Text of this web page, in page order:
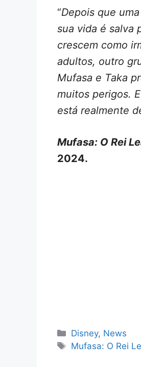
“Depois que
sua vida é salva
crescem como
adultos, outro
Mufasa e Taka
muitos perigos.
está realmente
Mufasa: O Rei
2024.
Categorias
Disney, News
Tags
Mufasa: O Rei